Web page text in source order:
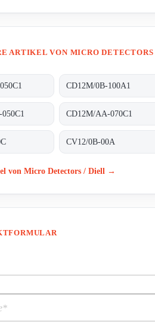
ARTIKEL VON MICRO
CD12M/0B-100A1
CD12M/AA-070C1
CV12/0B-00A
von Micro Detectors / Diell →